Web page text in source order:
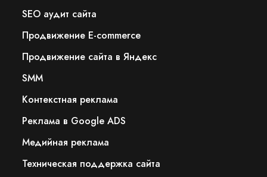
SEO аудит сайта
Продвижение E-commerce
Продвижение сайта в Яндекс
SMM
Контекстная реклама
Реклама в Google ADS
Медийная реклама
Техническая поддержка сайта